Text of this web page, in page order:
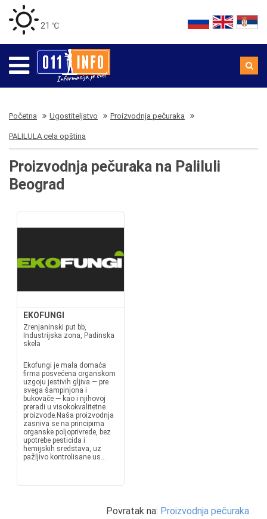
21 ℃
Početna Ugostiteljstvo Proizvodnja pečuraka
PALILULA cela opština
Proizvodnja pečuraka na Paliluli
Beograd
EKOFUNGI
Zrenjaninski put bb,
Industrijska zona, Padinska
skela
Ekofungi je mala domaća
firma posvećena organskom
uzgoju jestivih gljiva — pre
svega šampinjona i
bukovače — kao i njihovoj
preradi u visokokvalitetne
proizvode.Naša proizvodnja
zasniva se na principima
organske poljoprivrede, bez
upotrebe pesticida i
hemijskih sredstava, uz
pažljivo kontrolisane us...
Povratak na: Proizvodnja pečuraka